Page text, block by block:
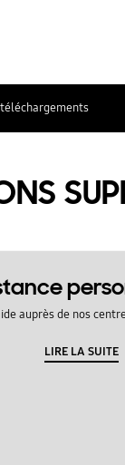
auprès de nos
LIRE LA SUITE